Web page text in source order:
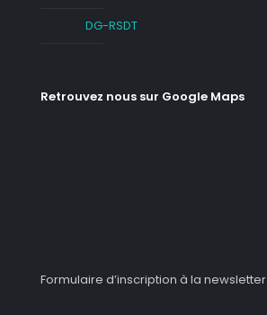
DG-RSDT
Retrouvez nous sur Google Maps
Formulaire d’inscription à la newsletter